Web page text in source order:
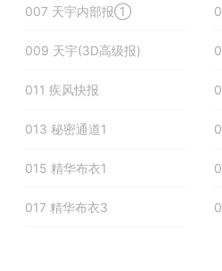
007 天宇内部报①
009 天宇(3D高级报)
011 疾风快报
013 秘密通道1
015 精华布衣1
017 精华布衣3